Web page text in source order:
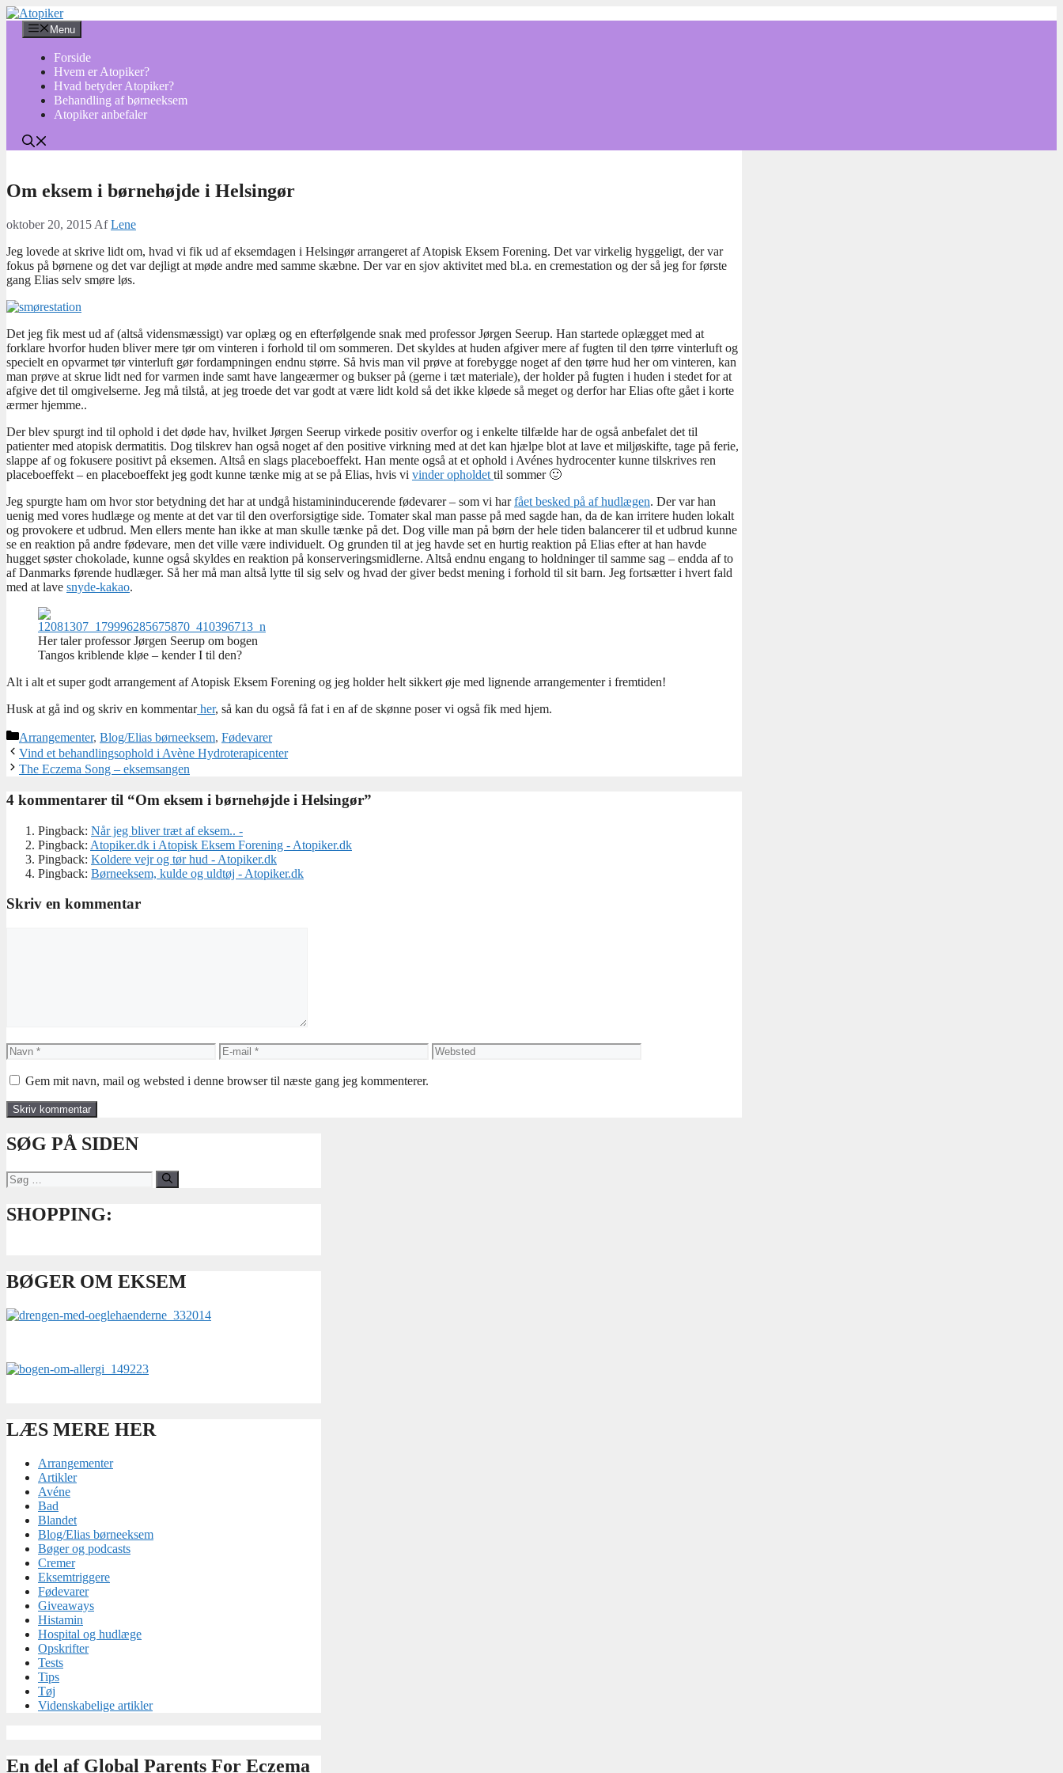
Hop
indhold
Menu
Forside
Hvem er Atopiker?
Hvad betyder Atopiker?
Behandling af børneeksem
Atopiker anbefaler
Om eksem i børnehøjde i Helsingør
oktober 20, 2015 AfLene
Jeg lovede at skrive lidt om, hvad vi fik ud af eksemdagen i Helsingør arrangeret af Atopisk Eksem Forening. Det var virkelig hyggeligt, der var
fokus på børnene og det var dejligt at møde andre med samme skæbne. Der var en sjov aktivitet med bl.a. en cremestation og der så jeg for første
gang Elias selv smøre løs.
Det jeg fik mest ud af (altså vidensmæssigt) var oplæg og en efterfølgende snak med professor Jørgen Seerup. Han startede oplægget med at
forklare hvorfor huden bliver mere tør om vinteren i forhold til om sommeren. Det skyldes at huden afgiver mere af fugten til den tørre vinterluft og
specielt en opvarmet tør vinterluft gør fordampningen endnu større. Så hvis man vil prøve at forebygge noget af den tørre hud her om vinteren, kan
man prøve at skrue lidt ned for varmen inde samt have langeærmer og bukser på (gerne i tæt materiale), der holder på fugten i huden i stedet for at
afgive det til omgivelserne. Jeg må tilstå, at jeg troede det var godt at være lidt kold så det ikke kløede så meget og derfor har Elias ofte gået i korte
ærmer hjemme..
Der blev spurgt ind til ophold i det døde hav, hvilket Jørgen Seerup virkede positiv overfor og i enkelte tilfælde har de også anbefalet det til
patienter med atopisk dermatitis. Dog tilskrev han også noget af den positive virkning med at det kan hjælpe blot at lave et miljøskifte, tage på ferie,
slappe af og fokusere positivt på eksemen. Altså en slags placeboeffekt. Han mente også at et ophold i Avénes hydrocenter kunne tilskrives ren
placeboeffekt – en placeboeffekt jeg godt kunne tænke mig at se på Elias, hvis vi vinder opholdet til sommer 🙂
Jeg spurgte ham om hvor stor betydning det har at undgå histamininducerende fødevarer – som vi harfået besked på af hudlægen. Der var han
uenig med vores hudlæge og mente at det var til den overforsigtige side. Tomater skal man passe på med sagde han, da de kan irritere huden lokalt
og provokere et udbrud. Men ellers mente han ikke at man skulle tænke på det. Dog ville man på børn der hele tiden balancerer til et udbrud kunne
se en reaktion på andre fødevare, men det ville være individuelt. Og grunden til at jeg havde set en hurtig reaktion på Elias efter at han havde
hugget søster chokolade, kunne også skyldes en reaktion på konserveringsmidlerne. Altså endnu engang to holdninger til samme sag – endda af to
af Danmarks førende hudlæger. Så her må man altså lytte til sig selv og hvad der giver bedst mening i forhold til sit barn. Jeg fortsætter i hvert fald
med at lave snyde-kakao.
Her taler professor Jørgen Seerup om bogen
Tangos kriblende kløe – kender I til den?
Alt i alt et super godt arrangement af Atopisk Eksem Forening og jeg holder helt sikkert øje med lignende arrangementer i fremtiden!
Husk at gå ind og skriv en kommentarher, så kan du også få fat i en af de skønne poser vi også fik med hjem.
Kategorier
Arrangementer, Blog/Elias børneeksem, Fødevarer
Vind et behandlingsophold i Avène Hydroterapicenter
The Eczema Song – eksemsangen
4 kommentarer til “Om eksem i børnehøjde i Helsingør”
Pingback: Når jeg bliver træt af eksem.. -
Pingback: Atopiker.dk i Atopisk Eksem Forening - Atopiker.dk
Pingback: Koldere vejr og tør hud - Atopiker.dk
Pingback: Børneeksem, kulde og uldtøj - Atopiker.dk
Skriv en kommentar
Navn
E-
mail
Websted
Gem mit navn, mail og websted i denne browser til næste gang jeg kommenterer.
SØG PÅ SIDEN
Søg
efter:
SHOPPING:
BØGER OM EKSEM
LÆS MERE HER
Arrangementer
Artikler
Avéne
Bad
Blandet
Blog/Elias børneeksem
Bøger og podcasts
Cremer
Eksemtriggere
Fødevarer
Giveaways
Histamin
Hospital og hudlæge
Opskrifter
Tests
Tips
Tøj
Videnskabelige artikler
En del af Global Parents For Eczema